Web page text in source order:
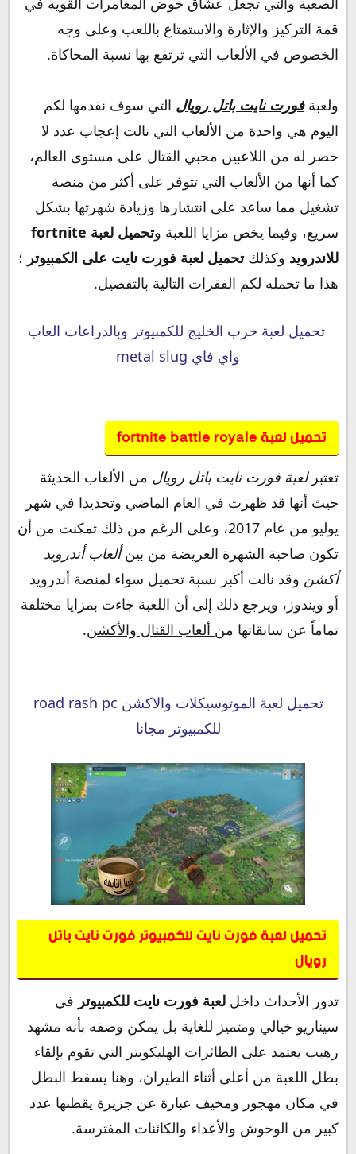
قمة التركيز والإثارة والاستمتاع باللعب وعلى وجه
الخصوص في الألعاب التي ترتفع بها نسبة المحاكاة.
ولعبةفورت نايت باتل رويال التي سوف نقدمها لكم
اليوم هي واحدة من الألعاب التي نالت إعجاب عدد لا
حصر له من اللاعبين محبي القتال على مستوى العالم،
كما أنها من الألعاب التي تتوفر على أكثر من منصة
تشغيل مما ساعد على انتشارها وزيادة شهرتها بشكل
سريع، وفيما يخص مزايا اللعبة و
تحميل لعبة fortnite
للاندرويد وكذلكتحميل لعبة فورت نايت على الكمبيوتر ؛
هذا ما تحمله لكم الفقرات التالية بالتفصيل.
تحميل لعبة حرب الخليج للكمبيوتر وبالدراعات العاب
واي فاي metal slug
تحميل لعبة fortnite battle royale
تعتبر لعبة فورت نايت باتل رويال من الألعاب الحديثة
حيث أنها قد ظهرت في العام الماضي وتحديدا في شهر
يوليو من عام 2017، وعلى الرغم من ذلك تمكنت من أن
تكون صاحبة الشهرة العريضة من بينألعاب أندرويد
أكشن وقد نالت أكبر نسبة تحميل سواء لمنصة أندرويد
أو ويندوز، ويرجع ذلك إلى أن اللعبة جاءت بمزايا مختلفة
تماماً عن سابقاتها من ألعاب القتال والأكشن.
تحميل لعبة الموتوسيكلات والاكشن road rash pc
للكمبيوتر مجانا
تحميل لعبة فورت نايت للكمبيوتر فورت نايت باتل
رويال
تدور الأحداث داخل لعبة فورت نايت للكمبيوتر في
سيناريو خيالي ومتميز للغاية بل يمكن وصفه بأنه مشهد
رهيب يعتمد على الطائرات الهليكوبتر التي تقوم بإلقاء
بطل اللعبة من أعلى أثناء الطيران، وهنا يسقط البطل
في مكان مهجور ومخيف عبارة عن جزيرة يقطنها عدد
كبير من الوحوش والأعداء والكائنات المفترسة.